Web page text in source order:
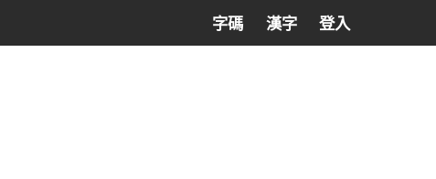
字碼 漢字 登入